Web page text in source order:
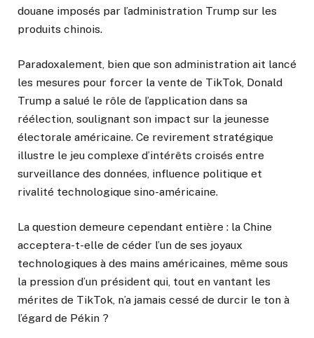
douane imposés par l’administration Trump sur les
produits chinois.
Paradoxalement, bien que son administration ait lancé
les mesures pour forcer la vente de TikTok, Donald
Trump a salué le rôle de l’application dans sa
réélection, soulignant son impact sur la jeunesse
électorale américaine. Ce revirement stratégique
illustre le jeu complexe d’intérêts croisés entre
surveillance des données, influence politique et
rivalité technologique sino-américaine.
La question demeure cependant entière : la Chine
acceptera-t-elle de céder l’un de ses joyaux
technologiques à des mains américaines, même sous
la pression d’un président qui, tout en vantant les
mérites de TikTok, n’a jamais cessé de durcir le ton à
l’égard de Pékin ?